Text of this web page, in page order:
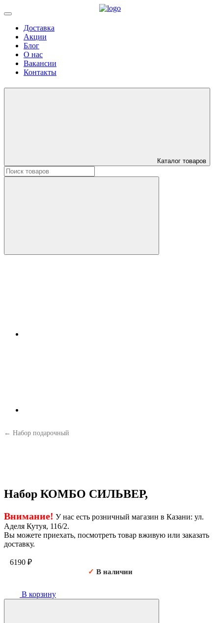
Доставка
Акции
Блог
О нас
Вакансии
Контакты
Каталог товаров
Искать:
← Набор подарочный
Набор КОМБО СИЛЬВЕР,
Внимание! У нас есть розничный магазин в Казани: ул.
Аделя Кутуя, 116/2.
Вы можете приехать, посмотреть товар вживую или заказать
доставку.
6190 ₽
✓ В наличии
В корзину